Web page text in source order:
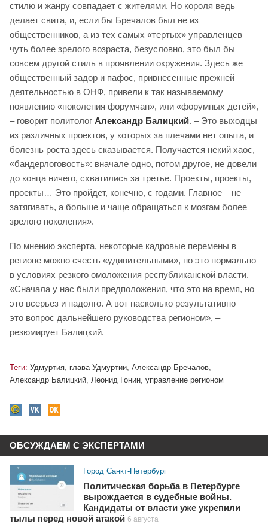
стилю и жанру совпадает с жителями. Но короля ведь
делает свита, и, если бы Бречалов был не из
общественников, а из тех самых «тертых» управленцев
чуть более зрелого возраста, безусловно, это был бы
совсем другой стиль в проявлении окружения. Здесь же
общественный задор и пафос, привнесенные прежней
деятельностью в ОНФ, привели к так называемому
появлению «поколения форумчан», или «форумных детей»,
– говорит политолог Александр Балицкий. – Это выходцы
из различных проектов, у которых за плечами нет опыта, и
болезнь роста здесь сказывается. Получается некий хаос,
«бандерлоговость»: вначале одно, потом другое, не довели
до конца ничего, схватились за третье. Проекты, проекты,
проекты… Это пройдет, конечно, с годами. Главное – не
затягивать, а больше и чаще обращаться к мозгам более
зрелого поколения».
По мнению эксперта, некоторые кадровые перемены в
регионе можно счесть «удивительными», но это нормально
в условиях резкого омоложения республиканской власти.
«Сначала у нас были предположения, что это на время, но
это всерьез и надолго. А вот насколько результативно –
это вопрос дальнейшего руководства регионом», –
резюмирует Балицкий.
Теги: Удмуртия глава Удмуртии Александр Бречалов
Александр Балицкий, Леонид Гонин, управление регионом
ОБСУЖДАЕМ С ЭКСПЕРТАМИ
Город Санкт-Петербург
Политическая борьба в Петербурге
вырождается в судебные войны.
Кандидаты от власти уже укрепили
тылы перед новой атакой 6 августа